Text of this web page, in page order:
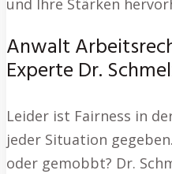
und Ihre Stärken
Anwalt
Experte Dr.
Leider ist Fairness in
jeder Situation
oder gemobbt? Dr.